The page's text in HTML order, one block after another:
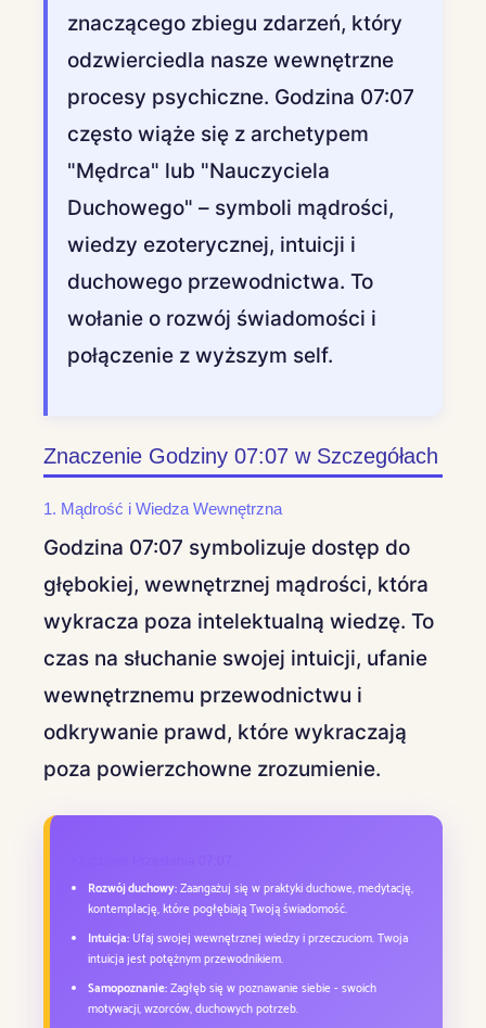
znaczącego zbiegu zdarzeń, który
odzwierciedla nasze wewnętrzne
procesy psychiczne. Godzina 07:07
często wiąże się z archetypem
"Mędrca" lub "Nauczyciela
Duchowego" – symboli mądrości,
wiedzy ezoterycznej, intuicji i
duchowego przewodnictwa. To
wołanie o rozwój świadomości i
połączenie z wyższym self.
Znaczenie Godziny 07:07 w Szczegółach
1. Mądrość i Wiedza Wewnętrzna
Godzina 07:07 symbolizuje dostęp do
głębokiej, wewnętrznej mądrości, która
wykracza poza intelektualną wiedzę. To
czas na słuchanie swojej intuicji, ufanie
wewnętrznemu przewodnictwu i
odkrywanie prawd, które wykraczają
poza powierzchowne zrozumienie.
Rozwój duchowy:Zaangażuj się w praktyki duchowe, medytację,
kontemplację, które pogłębiają Twoją świadomość.
Intuicja: Ufaj swojej wewnętrznej wiedzy i przeczuciom. Twoja
intuicja jest potężnym przewodnikiem.
Samopoznanie:Zagłęb się w poznawanie siebie - swoich
motywacji, wzorców, duchowych potrzeb.